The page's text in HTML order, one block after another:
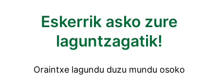
Eskerrik asko zure
laguntzagatik!
Oraintxe lagundu duzu mundu osoko